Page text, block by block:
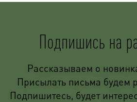
Подпишись на
Рассказываем о
Присылать письма будем
Подпишитесь, будет